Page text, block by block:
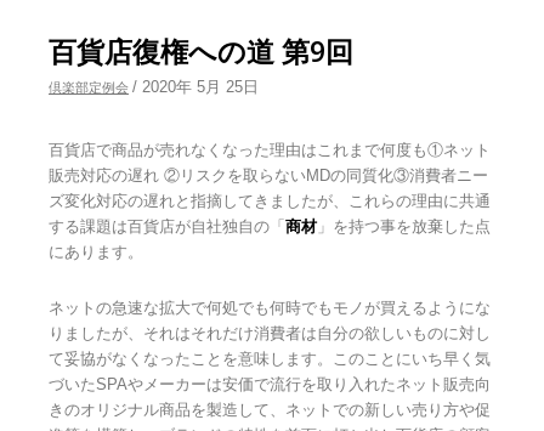
百貨店復権への道 第9回
倶楽部定例会 / 2020年 5月 25日
百貨店で商品が売れなくなった理由はこれまで何度も①ネット
販売対応の遅れ ②リスクを取らないMDの同質化③消費者ニー
ズ変化対応の遅れと指摘してきましたが、これらの理由に共通
する課題は百貨店が自社独自の「商材」を持つ事を放棄した点
にあります。
ネットの急速な拡大で何処でも何時でもモノが買えるようにな
りましたが、それはそれだけ消費者は自分の欲しいものに対し
て妥協がなくなったことを意味します。このことにいち早く気
づいたSPAやメーカーは安価で流行を取り入れたネット販売向
きのオリジナル商品を製造して、ネットでの新しい売り方や促